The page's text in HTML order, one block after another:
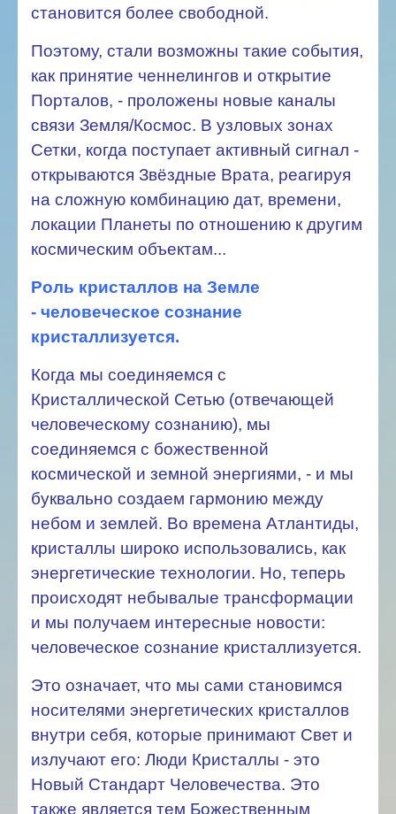
становится более свободной.
Поэтому, стали возможны такие события,
как принятие ченнелингов и открытие
Порталов, - проложены новые каналы
связи Земля/Космос. В узловых зонах
Сетки, когда поступает активный сигнал -
открываются Звёздные Врата, реагируя
на сложную комбинацию дат, времени,
локации Планеты по отношению к другим
космическим объектам...
Роль кристаллов на Земле
- человеческое сознание
кристаллизуется.
Когда мы соединяемся с
Кристаллической Сетью (отвечающей
человеческому сознанию), мы
соединяемся с божественной
космической и земной энергиями, - и мы
буквально создаем гармонию между
небом и землей. Во времена Атлантиды,
кристаллы широко использовались, как
энергетические технологии. Но, теперь
происходят небывалые трансформации
и мы получаем интересные новости:
человеческое сознание кристаллизуется.
Это означает, что мы сами становимся
носителями энергетических кристаллов
внутри себя, которые принимают Свет и
излучают его: Люди Кристаллы - это
Новый Стандарт Человечества. Это
также является тем Божественным